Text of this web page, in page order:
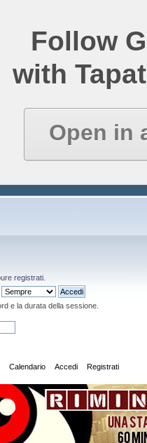
Follow
with
Open in
registrati
e la durata della sessione.
Calendario Accedi Registrati